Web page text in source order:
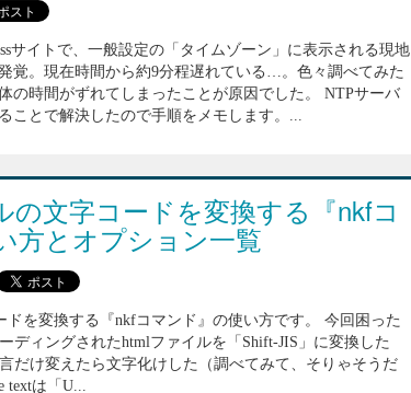
サイトで、一般設定の「タイムゾーン」に表示される現地
覚。現在時間から約9分程遅れている…。色々調べてみた
の時間がずれてしまったことが原因でした。 NTPサーバ
ことで解決したので手順をメモします。...
の文字コードを変換する『nkfコ
方とオプション一覧
ドを変換する『nkfコマンド』の使い方です。 今回困った
ディングされたhtmlファイルを「Shift-JIS」に変換した
だけ変えたら文字化けした（調べてみて、そりゃそうだ
textは「U...